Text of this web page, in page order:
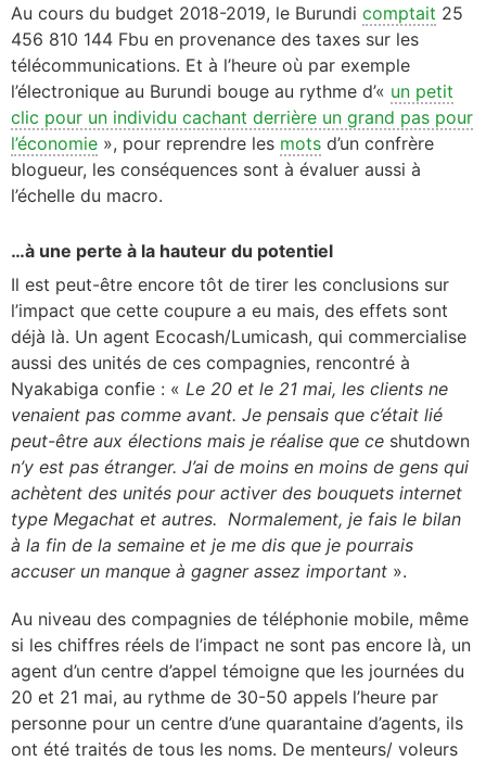
Au cours du budget 2018-2019, le Burundi comptait 25
456 810 144 Fbu en provenance des taxes sur les
télécommunications. Et à l’heure où par exemple
l’électronique au Burundi bouge au rythme d’« un petit
clic pour un individu cachant derrière un grand pas pour
l’économie », pour reprendre les mots d’un confrère
blogueur, les conséquences sont à évaluer aussi à
l’échelle du macro.
…à une perte à la hauteur du potentiel
Il est peut-être encore tôt de tirer les conclusions sur
l’impact que cette coupure a eu mais, des effets sont
déjà là. Un agent Ecocash/Lumicash, qui commercialise
aussi des unités de ces compagnies, rencontré à
Nyakabiga confie : « Le 20 et le 21 mai, les clients ne
venaient pas comme avant. Je pensais que c’était lié
peut-être aux élections mais je réalise que ce shutdown
n’y est pas étranger. J’ai de moins en moins de gens qui
achètent des unités pour activer des bouquets internet
type Megachat et autres. Normalement, je fais le bilan
à la fin de la semaine et je me dis que je pourrais
accuser un manque à gagner assez important ».
Au niveau des compagnies de téléphonie mobile, même
si les chiffres réels de l’impact ne sont pas encore là, un
agent d’un centre d’appel témoigne que les journées du
20 et 21 mai, au rythme de 30-50 appels l’heure par
personne pour un centre d’une quarantaine d’agents, ils
ont été traités de tous les noms. De menteurs/ voleurs